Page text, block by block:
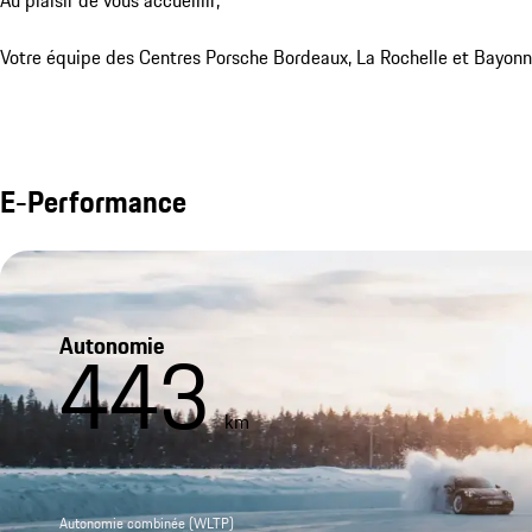
Votre équipe des Centres Porsche Bordeaux, La Rochelle et
E-Performance
Autonomie
443 km
Autonomie combinée (WLTP)